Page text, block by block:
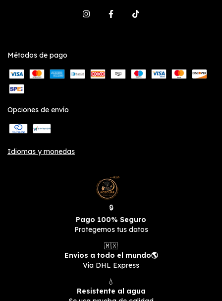
Métodos de pago
Opciones de envío
Idiomas y monedas
🔒
Pago 100% Seguro
Protegemos tus datos
🇲🇽
Envíos a todo el mundo🌎
Vía DHL Express
💧
Resistente al agua